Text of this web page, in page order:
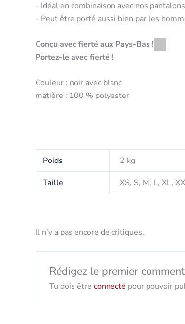
- Idéal en combinaison avec nos
- Peut être porté aussi bien par les
Conçu avec fierté aux Pays-Bas !
Portez-le avec fierté !
Couleur : noir avec blanc
matière : 100 % polyester
Poids 2 kg
Taille XS, S, M, L, XL,
Il n'y a pas encore de critiques.
Rédigez le premier
Tu dois être connecté pour pouvoir